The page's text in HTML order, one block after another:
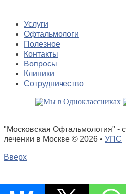
Услуги
Офтальмологи
Полезное
Контакты
Вопросы
Клиники
Сотрудничество
"Московская Офтальмология" -
лечении в Москве © 2026 • УПС
Вверх